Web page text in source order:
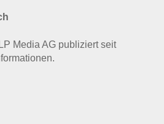
Media AG publiziert seit